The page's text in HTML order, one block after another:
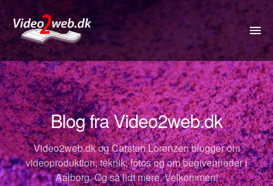
VIDEO
DRONE
360VIDEO
KOMMUNIKATION
FOTOS
Blog fra Video2web.dk
Video2web.dk og Carsten Lorenzen blogger om
videoproduktion, teknik, fotos og om begivenheder i
Aalborg. Og så lidt mere. Velkommen!